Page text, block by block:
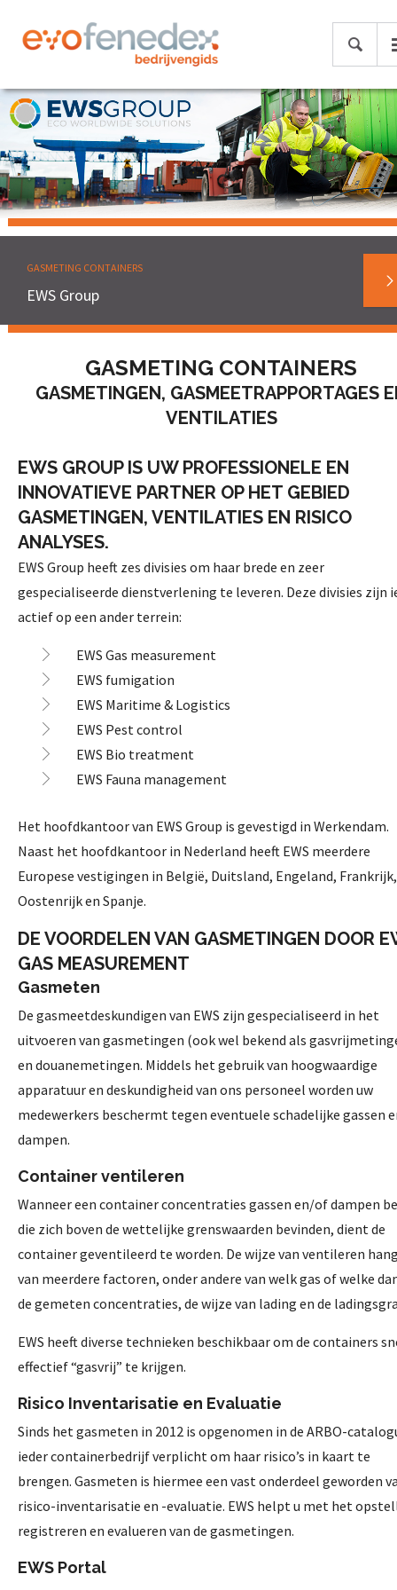
GASMETING CONTAINERS
EWS Group
GASMETING CONTAINERS
GASMETINGEN, GASMEETRAPPORTAGES
VENTILATIES
EWS GROUP IS UW PROFESSIONELE EN
INNOVATIEVE PARTNER OP HET GEBIED
GASMETINGEN, VENTILATIES EN RISICO
ANALYSES.
EWS Group heeft zes divisies om haar brede en zeer
gespecialiseerde dienstverlening te leveren. Deze divisies zijn
actief op een ander terrein:
EWS Gas measurement
EWS fumigation
EWS Maritime & Logistics
EWS Pest control
EWS Bio treatment
EWS Fauna management
Het hoofdkantoor van EWS Group is gevestigd in Werkendam.
Naast het hoofdkantoor in Nederland heeft EWS meerdere
Europese vestigingen in België, Duitsland, Engeland, Frankrijk,
Oostenrijk en Spanje.
DE VOORDELEN VAN GASMETINGEN DOOR
GAS MEASUREMENT
Gasmeten
De gasmeetdeskundigen van EWS zijn gespecialiseerd in het
uitvoeren van gasmetingen (ook wel bekend als
en douanemetingen. Middels het gebruik van hoogwaardige
apparatuur en deskundigheid van ons personeel worden uw
medewerkers beschermt tegen eventuele schadelijke gassen
dampen.
Container ventileren
Wanneer een container concentraties gassen en/of dampen
die zich boven de wettelijke grenswaarden bevinden, dient de
container geventileerd te worden. De wijze van ventileren
van meerdere factoren, onder andere van welk gas of welke
de gemeten concentraties, de wijze van lading en de
EWS heeft diverse technieken beschikbaar om de containers
effectief “gasvrij” te krijgen.
Risico Inventarisatie en Evaluatie
Sinds het gasmeten in 2012 is opgenomen in de ARBO-
ieder containerbedrijf verplicht om haar risico’s in kaart te
brengen. Gasmeten is hiermee een vast onderdeel geworden
risico-inventarisatie en -evaluatie. EWS helpt u met het
registreren en evalueren van de gasmetingen.
EWS Portal